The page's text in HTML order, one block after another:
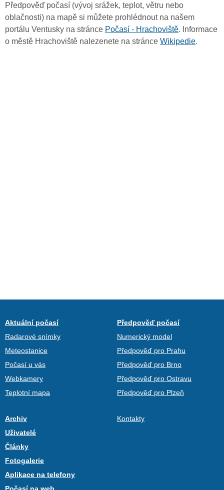
Předpověď počasí (vývoj srážek, teplot, větru nebo
oblačnosti) na mapě si můžete prohlédnout na našem
portálu Ventusky na stránce Počasí - Hrachoviště. Informace
o městě Hrachoviště nalezenete na stránce Wikipedie.
Aktuální počasí
Radarové snímky
Meteostanice
Počasí u vás
Webkamery
Teplotní mapa
Předpověď počasí
Numerický model
Předpověď pro Prahu
Předpověď pro Brno
Předpověď pro Ostravu
Předpověď pro Plzeň
Archiv
Uživatelé
Články
Fotogalerie
Aplikace na telefony
Kontakty